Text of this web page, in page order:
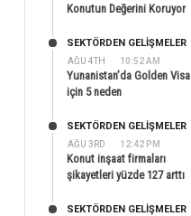
Konutun Değerini Koruyor
AĞU 4TH 10:52 AM
SEKTÖRDEN GELIŞMELER
Yunanistan’da Golden Visa
için 5 neden
AĞU 3RD 12:42 PM
SEKTÖRDEN GELIŞMELER
Konut inşaat firmaları
şikayetleri yüzde 127 arttı
SEKTÖRDEN GELIŞMELER